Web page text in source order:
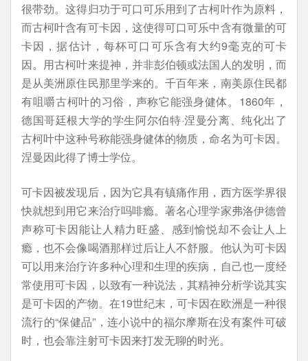
很带劲。这得归功于可口可乐用到了古柯叶作为原料，
而古柯叶含有可卡因，这使得可口可乐中含有微量的可
卡因，据估计，每杯可口可乐含有大约9毫克的可卡
因。用古柯叶来提神，并非彭伯顿或法国人的发明，而
是从美洲原住民那里学来的。千百年来，南美原住民都
有咀嚼古柯叶的习俗，声称它能强身健体。1860年，
德国哥廷根大学的学生阿尔伯特·涅曼分离、纯化出了
古柯叶中这种号称能强身健体的物质，命名为可卡因。
涅曼因此得了博士学位。
可卡因被发现后，因为它具有镇痛作用，西方医学界很
快就想到用它来治疗吗啡瘾。著名心理学家弗洛伊德曾
声称可卡因能让人精力旺盛、感到愉悦却不会让人上
瘾，也不会像喝酒那样过后让人不舒服。他认为可卡因
可以用来治疗许多种心理和生理的疾病，自己也一度经
常使用可卡因，以致有一种说法，其精神分析学说其实
是可卡因的产物。在19世纪末，可卡因在欧洲是一种很
流行的“保健品”，连小说中的福尔摩斯在没有案件可破
时，也会靠注射可卡因来打发无聊的时光。